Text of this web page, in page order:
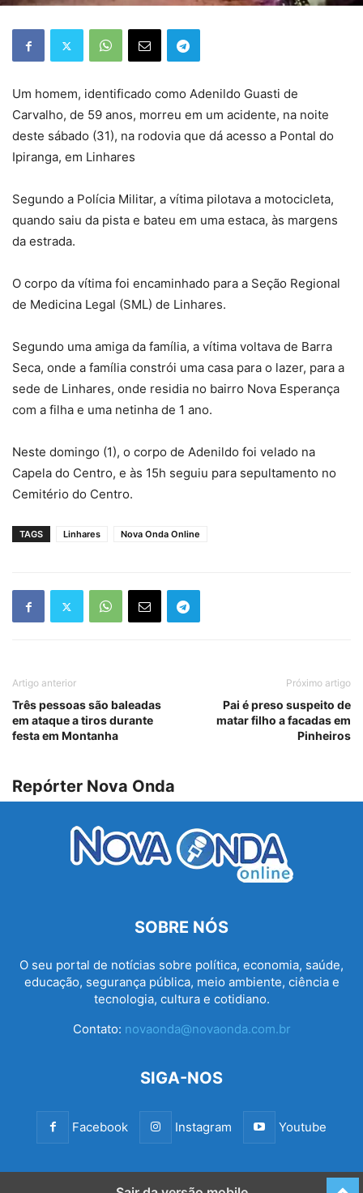
Um homem, identificado como Adenildo Guasti de
Carvalho, de 59 anos, morreu em um acidente, na noite
deste sábado (31), na rodovia que dá acesso a Pontal do
Ipiranga, em Linhares
Segundo a Polícia Militar, a vítima pilotava a motocicleta,
quando saiu da pista e bateu em uma estaca, às margens
da estrada.
O corpo da vítima foi encaminhado para a Seção Regional
de Medicina Legal (SML) de Linhares.
Segundo uma amiga da família, a vítima voltava de Barra
Seca, onde a família constrói uma casa para o lazer, para a
sede de Linhares, onde residia no bairro Nova Esperança
com a filha e uma netinha de 1 ano.
Neste domingo (1), o corpo de Adenildo foi velado na
Capela do Centro, e às 15h seguiu para sepultamento no
Cemitério do Centro.
TAGS Linhares Nova Onda Online
Artigo anterior
Três pessoas são baleadas
em ataque a tiros durante
festa em Montanha
Próximo artigo
Pai é preso suspeito de
matar filho a facadas em
Pinheiros
Repórter Nova Onda
SOBRE NÓS
O seu portal de notícias sobre política, economia, saúde,
educação, segurança pública, meio ambiente, ciência e
tecnologia, cultura e cotidiano.
Contato: novaonda@novaonda.com.br
SIGA-NOS
Facebook Instagram Youtube